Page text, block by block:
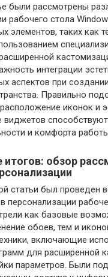
были рассмотрены
рабочего стола
элементов, таких как
интеграции
аспектов при
Правильно
иконок и
виджетов
и комфорта
итогов: обзор
статьи был проведен
персонализации
как базовые
обоев, тем и
включающие
для расширенной
параметров. Были